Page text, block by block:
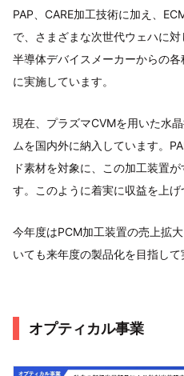
PAP、CARE加工技術に加え、
で、さまざまな次世代ウェハに
半導体デバイスメーカーからの
に実施しています。
現在、プラズマCVMを用いた水
ムを国内外に納入しています。
ド素材を対象に、この加工装置
す。このように着実に収益を上げ
今年度はPCM加工装置の売上拡
いても来年度の製品化を目指して
オプティカル事業